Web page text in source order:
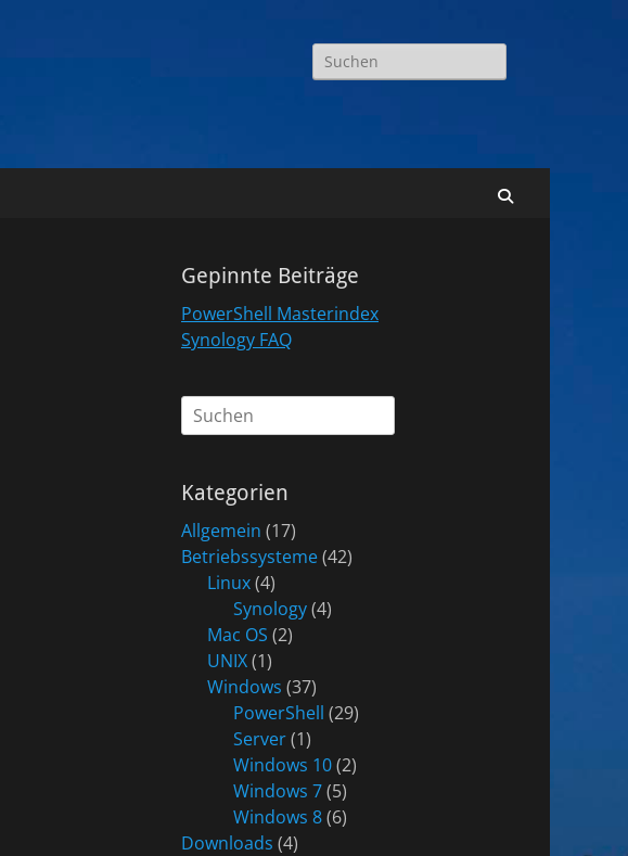
Suchen
nach:
Gepinnte Beiträge
PowerShell Masterindex
Synology FAQ
Suchen
nach:
Kategorien
Allgemein (17)
Betriebssysteme(42)
Linux(4)
Synology(4)
Mac OS (2)
UNIX(1)
Windows (37)
PowerShell (29)
Server(1)
Windows 10(2)
Windows 7(5)
Windows 8(6)
Downloads (4)